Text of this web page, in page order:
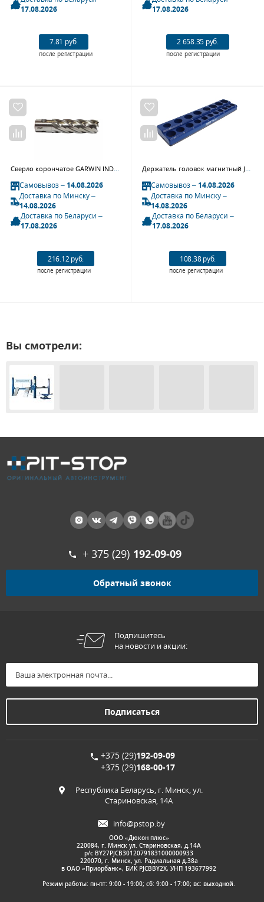
17.08.2026
7.81 руб.
после регистрации
17.08.2026
2 658.35 руб.
после регистрации
Самовывоз –14.08.2026
Доставка по Минску –
14.08.2026
Доставка по Беларуси –
17.08.2026
216.12 руб.
после регистрации
Самовывоз –14.08.2026
Доставка по Минску –
14.08.2026
Доставка по Беларуси –
17.08.2026
108.38 руб.
после регистрации
Вы смотрели:
+ 375 (29) 192-09-09
Обратный звонок
Подпишитесь
на новости и акции:
+375 (29)192-09-09
+375 (29)168-00-17
Республика Беларусь, г. Минск, ул.
Стариновская, 14А
info@pstop.by
ООО «Дюкон плюс»
220084, г. Минск ул. Стариновская, д.14А
р/с BY27PJCB30120791831000000933
220070, г. Минск, ул. Радиальная д.38а
в ОАО «Приорбанк», БИК PJCBBY2X, УНП 193677992
Режим работы: пн-пт: 9:00 - 19:00; сб: 9:00 - 17:00; вс: выходной.